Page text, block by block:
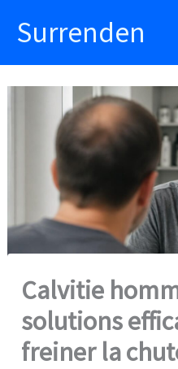
Surrenden
Calvitie
solutions
freiner la